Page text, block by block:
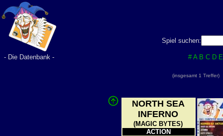
Spiel suchen:
# A B C D E
- Die Datenbank -
(insgesamt 1
NORTH SEA
INFERNO
(MAGIC BYTES)
ACTION